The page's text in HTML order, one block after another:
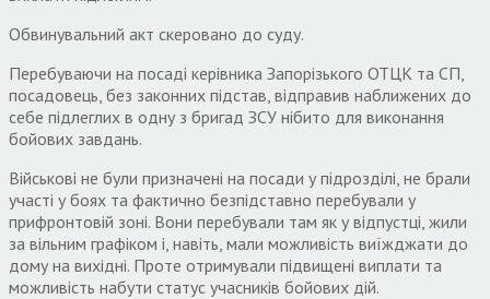
Обвинувальний акт скеровано до суду.
Перебуваючи на посаді керівника Запорізького ОТЦК та СП,
посадовець, без законних підстав, відправив наближених до
себе підлеглих в одну з бригад ЗСУ нібито для виконання
бойових завдань.
Військові не були призначені на посади у підрозділі, не брали
участі у боях та фактично безпідставно перебували у
прифронтовій зоні. Вони перебували там як у відпустці, жили
за вільним графіком і, навіть, мали можливість виїжджати до
дому на вихідні. Проте отримували підвищені виплати та
можливість набути статус учасників бойових дій.